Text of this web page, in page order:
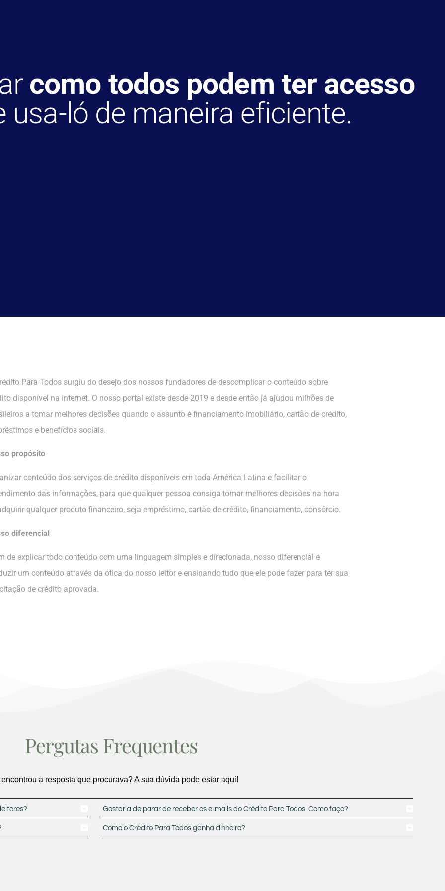
como todos podem ter acesso
usa-ló de maneira eficiente.
Para Todos surgiu do desejo dos nossos fundadores de descomplicar o conteúdo sobre
disponível na internet. O nosso portal existe desde 2019 e desde então já ajudou milhões de
a tomar melhores decisões quando o assunto é financiamento imobiliário, cartão de crédito,
e benefícios sociais.
propósito
conteúdo dos serviços de crédito disponíveis em toda América Latina e facilitar o
das informações, para que qualquer pessoa consiga tomar melhores decisões na hora
qualquer produto financeiro, seja empréstimo, cartão de crédito, financiamento, consórcio.
diferencial
de explicar todo conteúdo com uma linguagem simples e direcionada, nosso diferencial é
um conteúdo através da ótica do nosso leitor e ensinando tudo que ele pode fazer para ter sua
de crédito aprovada.
Pergutas Frequentes
encontrou a resposta que procurava? A sua dúvida pode estar aqui!
Gostaria de parar de receber os e-mails do Crédito Para Todos. Como faço?
Como o Crédito Para Todos ganha dinheiro?